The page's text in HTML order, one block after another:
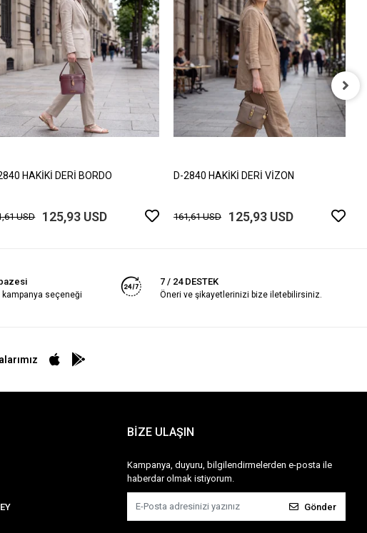
HAKİKİ DERİ BORDO
USD 125,93 USD
D-2840 HAKİKİ DERİ VİZON
161,61 USD 125,93 USD
kampanya seçeneği
7 / 24 DESTEK
Öneri ve şikayetlerinizi bize iletebilirsiniz.
BİZE ULAŞIN
Kampanya, duyuru, bilgilendirmelerden e-posta ile
haberdar olmak istiyorum.
Gönder